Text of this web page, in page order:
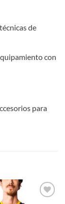
de
con
para